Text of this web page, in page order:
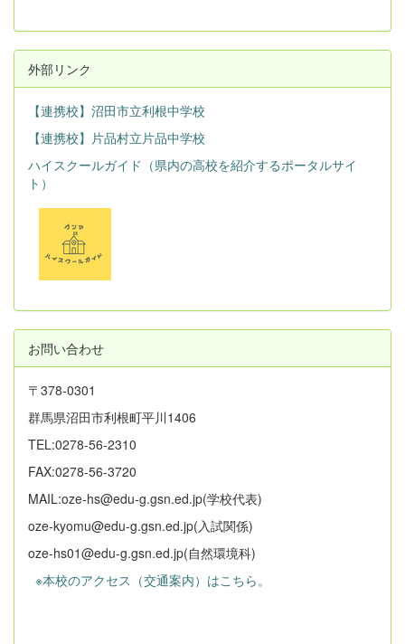
外部リンク
【連携校】沼田市立利根中学校
【連携校】片品村立片品中学校
ハイスクールガイド（県内の高校を紹介するポータルサイ
ト）
お問い合わせ
〒378-0301
群馬県沼田市利根町平川1406
TEL:0278-56-2310
FAX:0278-56-3720
MAIL:oze-hs@edu-g.gsn.ed.jp(学校代表)
oze-kyomu@edu-g.gsn.ed.jp(入試関係)
oze-hs01@edu-g.gsn.ed.jp(自然環境科)
※本校のアクセス（交通案内）はこちら。